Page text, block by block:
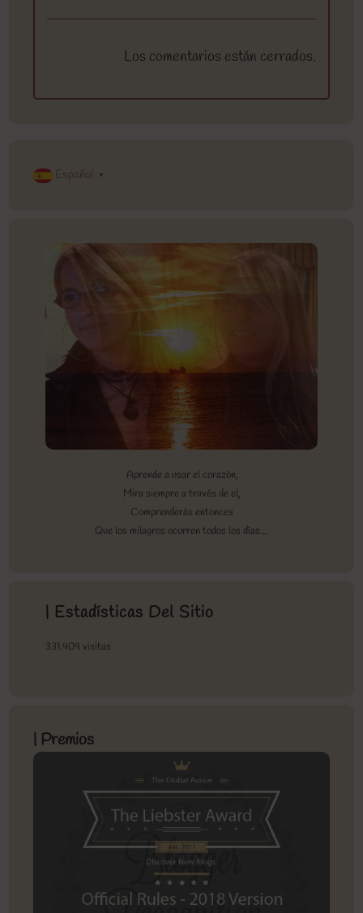
Los comentarios están cerrados.
Español ▼
Aprende a usar el corazón,
Mira siempre a través de el,
Comprenderás entonces
Que los milagros ocurren todos los días…
| Estadísticas Del Sitio
331.409 visitas
| Premios